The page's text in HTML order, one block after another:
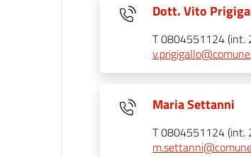
Dott. Vito
T 0804551124 (int.
Maria Settanni
T 0804551124 (int.